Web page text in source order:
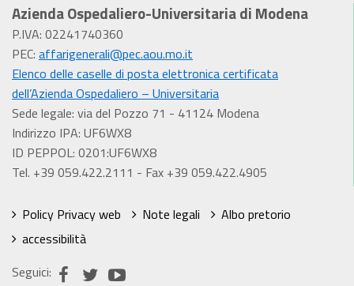
Azienda Ospedaliero-Universitaria di Modena
P.IVA: 02241740360
PEC: affarigenerali@pec.aou.mo.it
Elenco delle caselle di posta elettronica certificata
dell’Azienda Ospedaliero – Universitaria
Sede legale: via del Pozzo 71 - 41124 Modena
Indirizzo IPA: UF6WX8
ID PEPPOL: 0201:UF6WX8
Tel. +39 059.422.2111 - Fax +39 059.422.4905
Policy Privacy web Note legali
Albo pretorio
accessibilità
Seguici: